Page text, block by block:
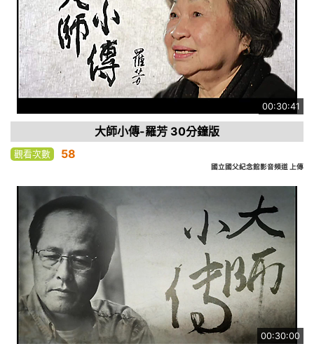
00:30:41
大師小傳-羅芳 30分鐘版
觀看次數 58
國立國父紀念館影音頻道 上傳
00:30:00